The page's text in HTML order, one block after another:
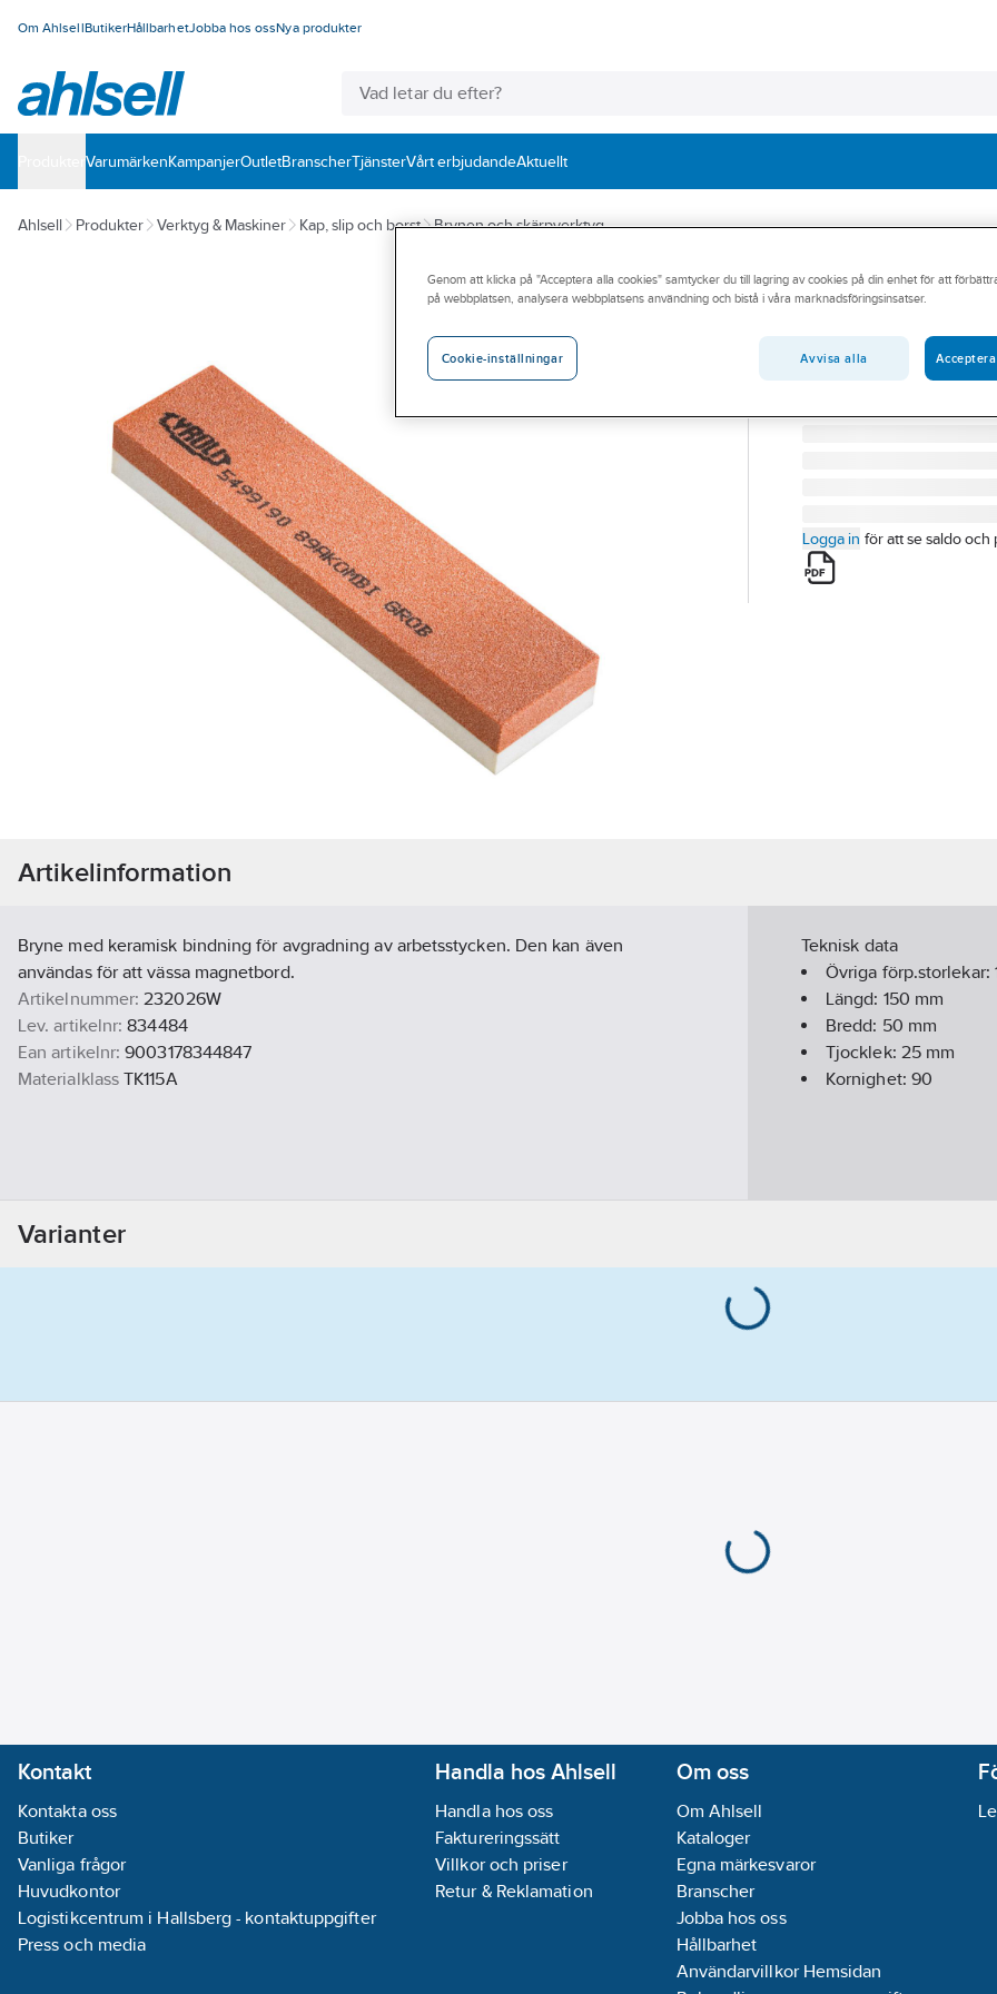
Om AhlsellButikerHållbarhetJobba hos ossNya produkter
VarumärkenKampanjerOutletBranscherTjänsterVårt erbjudandeAktuellt
Ahlsell Produkter Verktyg & Maskiner Kap, slip och borst Brynen och skärpverktyg
TYROLIT
Bryne Tyrolit
BRYNE TYROLIT
Artikelnummer:
232026W
834484
Logga in för att se saldo och
Artikelinformation
Bryne med keramisk bindning för avgradning av arbetsstycken. Den kan även
användas för att vässa magnetbord.
Artikelnummer: 232026W
Lev. artikelnr: 834484
Ean artikelnr: 9003178344847
Materialklass TK115A
Teknisk data
Övriga förp.storlekar:
Längd: 150 mm
Bredd: 50 mm
Tjocklek: 25mm
Kornighet: 90
Varianter
Kontakt
Kontakta oss
Butiker
Vanliga frågor
Huvudkontor
Logistikcentrum i Hallsberg - kontaktuppgifter
Press och media
Handla hos Ahlsell
Handla hos oss
Faktureringssätt
Villkor och priser
Retur & Reklamation
Om oss
Om Ahlsell
Kataloger
Egna märkesvaror
Branscher
Jobba hos oss
Hållbarhet
Användarvillkor Hemsidan
Genom att klicka på "Acceptera alla cookies" samtycker du till lagring av cookies på din enhet för att
på webbplatsen, analysera webbplatsens användning och bistå i våra marknadsföringsinsatser.
Cookie-inställningar Avvisa alla